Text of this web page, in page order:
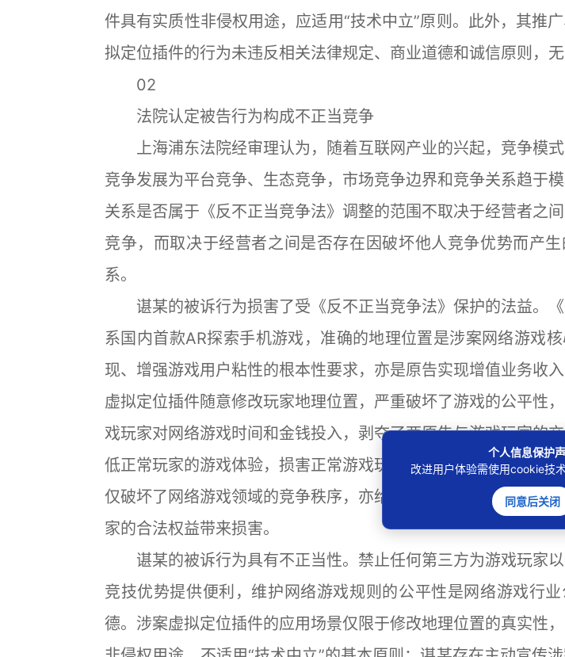
件具有实质性非侵权用途，应适用“技术中立”原则。此外，其推
拟定位插件的行为未违反相关法律规定、商业道德和诚信原则，无
02
法院认定被告行为构成不正当竞争
上海浦东法院经审理认为，随着互联网产业的兴起，竞争模
竞争发展为平台竞争、生态竞争，市场竞争边界和竞争关系趋于
关系是否属于《反不正当竞争法》调整的范围不取决于经营者之
竞争，而取决于经营者之间是否存在因破坏他人竞争优势而产
系。
谌某的被诉行为损害了受《反不正当竞争法》保护的法益。《
系国内首款AR探索手机游戏，准确的地理位置是涉案网络游戏
现、增强游戏用户粘性的根本性要求，亦是原告实现增值业务收
虚拟定位插件随意修改玩家地理位置，严重破坏了游戏的公平性
戏玩家对网络游戏时间和金钱投入，剥夺了两原告与游戏玩家的
低正常玩家的游戏体验，损害正常游戏玩家的合法权益。谌某的涉
仅破坏了网络游戏领域的竞争秩序，亦给作为网络游戏经营者的原
家的合法权益带来损害。
谌某的被诉行为具有不正当性。禁止任何第三方为游戏玩家
竞技优势提供便利，维护网络游戏规则的公平性是网络游戏行
德。涉案虚拟定位插件的应用场景仅限于修改地理位置的真实性
个人信息保护
改进用户体验需使用cookie技
同意后关闭